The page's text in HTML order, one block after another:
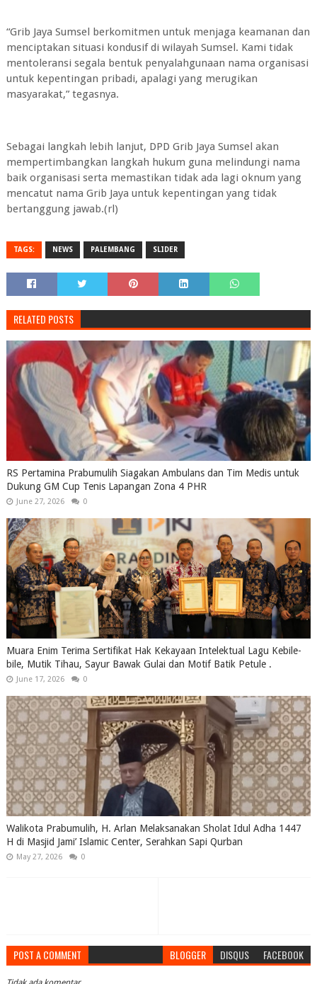
“Grib Jaya Sumsel berkomitmen untuk menjaga keamanan dan
menciptakan situasi kondusif di wilayah Sumsel. Kami tidak
mentoleransi segala bentuk penyalahgunaan nama organisasi
untuk kepentingan pribadi, apalagi yang merugikan
masyarakat,” tegasnya.
Sebagai langkah lebih lanjut, DPD Grib Jaya Sumsel akan
mempertimbangkan langkah hukum guna melindungi nama
baik organisasi serta memastikan tidak ada lagi oknum yang
mencatut nama Grib Jaya untuk kepentingan yang tidak
bertanggung jawab.(rl)
TAGS: NEWS PALEMBANG SLIDER
RELATED POSTS
RS Pertamina Prabumulih Siagakan Ambulans dan Tim Medis untuk
Dukung GM Cup Tenis Lapangan Zona 4 PHR
June 27, 2026 0
Muara Enim Terima Sertifikat Hak Kekayaan Intelektual Lagu Kebile-
bile, Mutik Tihau, Sayur Bawak Gulai dan Motif Batik Petule .
June 17, 2026 0
Walikota Prabumulih, H. Arlan Melaksanakan Sholat Idul Adha 1447
H di Masjid Jami’ Islamic Center, Serahkan Sapi Qurban
May 27, 2026 0
POST A COMMENT BLOGGER DISQUS FACEBOOK